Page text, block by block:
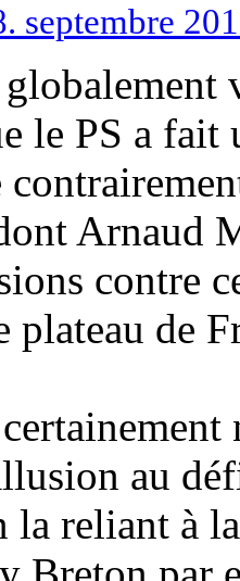
septembre
le PS a
Arnaud
contre
plateau de
au
la reliant à